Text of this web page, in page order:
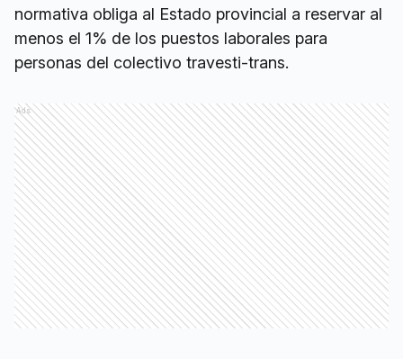
normativa obliga al Estado provincial a reservar al
menos el 1% de los puestos laborales para
personas del colectivo travesti-trans.
Ads